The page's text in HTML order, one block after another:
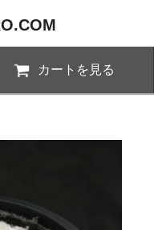
カートを見る